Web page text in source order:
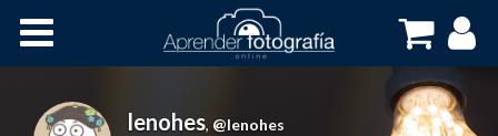
Cursos OnLine
lenohes, @lenohes